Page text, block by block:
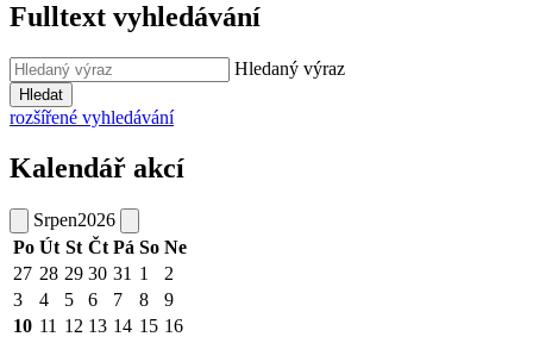
Fulltext vyhledávání
Hledaný výraz
Hledat
rozšířené vyhledávání
Kalendář akcí
Srpen2026
Po Út St Čt Pá So Ne
27 28 29 30 31 1
2
3
4 5 6 7 8
9
10 11 12 13 14 15 16